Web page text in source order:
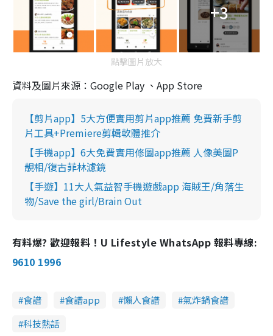
+3
點擊圖片放大
資料及圖片來源：Google Play 、App Store
【剪片app】5大方便實用剪片app推薦 免費新手剪
片工具+Premiere剪輯軟體推介
【手機app】6大免費實用修圖app推薦 人像美圖P
靚相/復古菲林濾鏡
【手遊】11大人氣益智手機遊戲app 海賊王/角落生
物/Save the girl/Brain Out
有料爆? 歡迎報料！U Lifestyle WhatsApp 報料專線:
9610 1996
食譜 食譜app 懶人食譜
氣炸鍋食譜
科技熱話